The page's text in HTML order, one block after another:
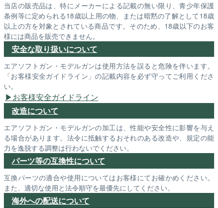
当店の販売品は、特にメーカーによる記載の無い限り、青少年保護
条例等に定められる18歳以上用の物、または暗黙の了解として18歳
以上の方を対象とされている商品です。そのため、18歳以下のお客
様には商品を販売できません。
安全な取り扱いについて
エアソフトガン・モデルガンは使用方法を誤ると危険を伴います。
「お客様安全ガイドライン」の記載内容を必ず守ってご利用くださ
い。
お客様安全ガイドライン
改造について
エアソフトガン・モデルガンの加工は、性能や安全性に影響を与え
る場合があります。法令に抵触するおそれのある改造や、規定の能
力を逸脱する調整は行わないでください。
パーツ等の互換性について
互換パーツの適合や使用についてはお客様にてお確かめください。
また、適切な使用と法令順守を最優先にしてください。
海外への配送について